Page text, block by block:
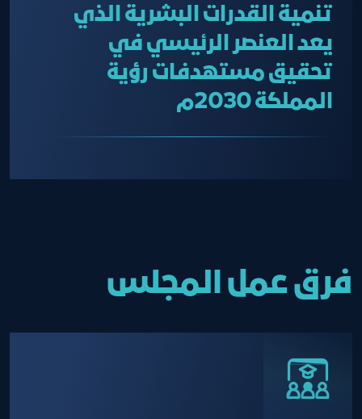
تنمية القدرات البشرية الذي
يعد العنصر الرئيسي في
تحقيق مستهدفات رؤية
المملكة 2030م
فرق عمل المجلس